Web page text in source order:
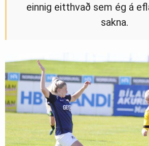
einnig eitthvað sem ég á
sakna.